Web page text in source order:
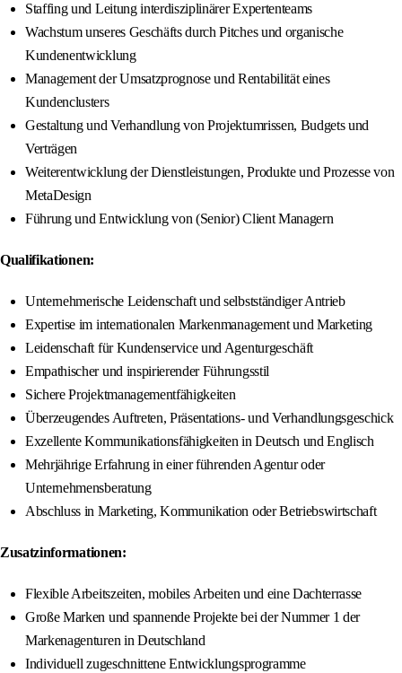
Staffing und Leitung interdisziplinärer Expertenteams
Wachstum unseres Geschäfts durch Pitches und organische
Kundenentwicklung
Management der Umsatzprognose und Rentabilität eines
Kundenclusters
Gestaltung und Verhandlung von Projektumrissen, Budgets und
Verträgen
Weiterentwicklung der Dienstleistungen, Produkte und Prozesse von
MetaDesign
Führung und Entwicklung von (Senior) Client Managern
Qualifikationen:
Unternehmerische Leidenschaft und selbstständiger Antrieb
Expertise im internationalen Markenmanagement und Marketing
Leidenschaft für Kundenservice und Agenturgeschäft
Empathischer und inspirierender Führungsstil
Sichere Projektmanagementfähigkeiten
Überzeugendes Auftreten, Präsentations- und Verhandlungsgeschick
Exzellente Kommunikationsfähigkeiten in Deutsch und Englisch
Mehrjährige Erfahrung in einer führenden Agentur oder
Unternehmensberatung
Abschluss in Marketing, Kommunikation oder Betriebswirtschaft
Zusatzinformationen:
Flexible Arbeitszeiten, mobiles Arbeiten und eine Dachterrasse
Große Marken und spannende Projekte bei der Nummer 1 der
Markenagenturen in Deutschland
Individuell zugeschnittene Entwicklungsprogramme